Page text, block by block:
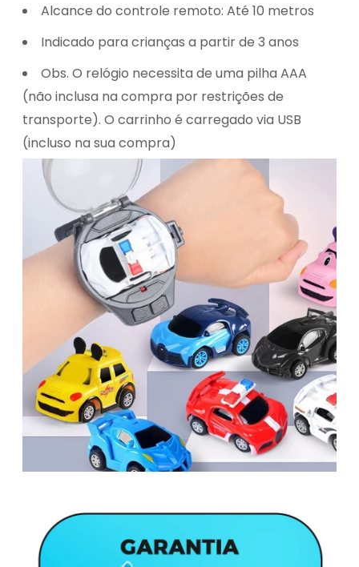
Alcance do controle remoto: Até 10 metros
Indicado para crianças a partir de 3 anos
Obs.O relógio necessita de uma pilha AAA
(não inclusa na compra por restrições de
transporte). O carrinho é carregado via USB
(incluso na sua compra)